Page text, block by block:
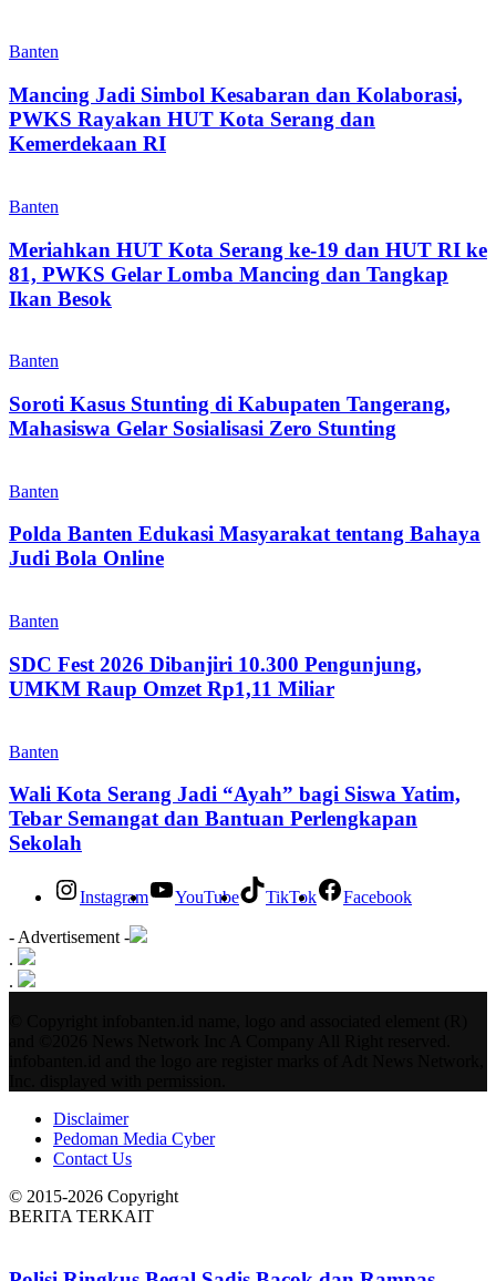
Banten
Mancing Jadi Simbol Kesabaran dan Kolaborasi,
PWKS Rayakan HUT Kota Serang dan
Kemerdekaan RI
Banten
Meriahkan HUT Kota Serang ke-19 dan HUT RI ke
81, PWKS Gelar Lomba Mancing dan Tangkap
Ikan Besok
Banten
Soroti Kasus Stunting di Kabupaten Tangerang,
Mahasiswa Gelar Sosialisasi Zero Stunting
Banten
Polda Banten Edukasi Masyarakat tentang Bahaya
Judi Bola Online
Banten
SDC Fest 2026 Dibanjiri 10.300 Pengunjung,
UMKM Raup Omzet Rp1,11 Miliar
Banten
Wali Kota Serang Jadi “Ayah” bagi Siswa Yatim,
Tebar Semangat dan Bantuan Perlengkapan
Sekolah
Instagram YouTube TikTok Facebook
- Advertisement -
.
.
Disclaimer
Pedoman Media Cyber
Contact Us
© 2015-2026 Copyright
BERITA TERKAIT